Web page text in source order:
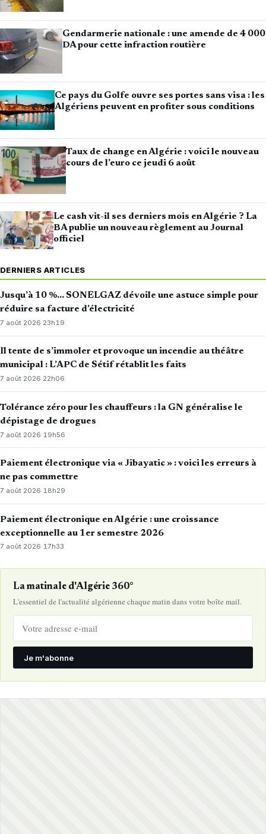
Gendarmerie nationale : une amende de 4 000
DA pour cette infraction routière
Ce pays du Golfe ouvre ses portes sans visa : les
Algériens peuvent en profiter sous conditions
Taux de change en Algérie : voici le nouveau
cours de l’euro ce jeudi 6 août
Le cash vit-il ses derniers mois en Algérie ? La
BA publie un nouveau règlement au Journal
officiel
DERNIERS ARTICLES
Jusqu’à 10 %… SONELGAZ dévoile une astuce simple pour
réduire sa facture d’électricité
7 août 2026·23h19
Il tente de s’immoler et provoque un incendie au théâtre
municipal : L’APC de Sétif rétablit les faits
7 août 2026·22h06
Tolérance zéro pour les chauffeurs : la GN généralise le
dépistage de drogues
7 août 2026· 19h56
Paiement électronique via « Jibayatic » : voici les erreurs à
ne pas commettre
7 août 2026·18h29
Paiement électronique en Algérie : une croissance
exceptionnelle au 1er semestre 2026
7 août 2026·17h33
La matinale d'Algérie 360°
L'essentiel de l'actualité algérienne chaque matin dans votre boîte mail.
Je m'abonne